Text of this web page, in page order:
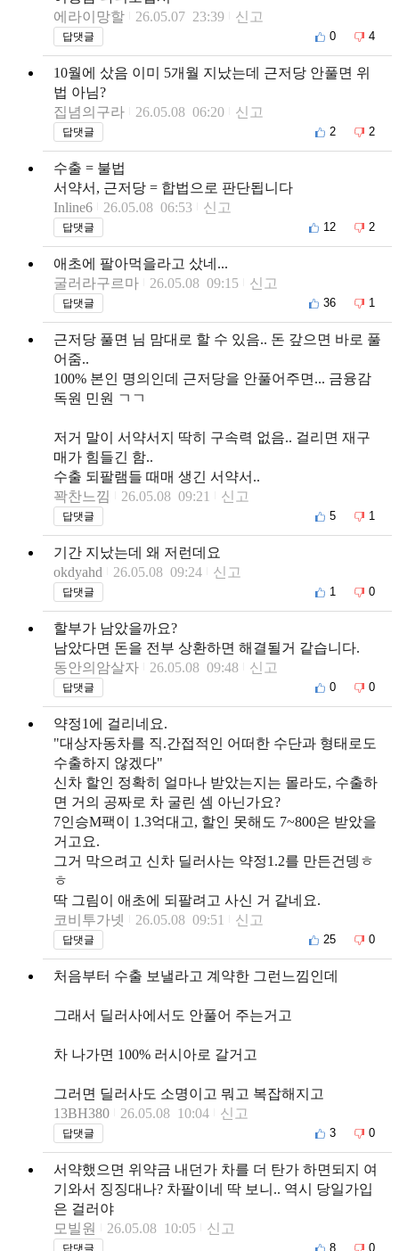
에라이망할
26.05.07 23:39 신고
답댓글 0 4
10월에 샀음 이미 5개월 지났는데 근저당 안풀면 위
법 아님?
집념의구라
26.05.08 06:20 신고
답댓글 2 2
수출 = 불법
서약서, 근저당 = 합법으로 판단됩니다
Inline6
26.05.08 06:53 신고
답댓글 12 2
애초에 팔아먹을라고 샀네...
굴러라구르마
26.05.08 09:15 신고
답댓글 36 1
근저당 풀면 님 맘대로 할 수 있음.. 돈 갚으면 바로 풀
어줌..
100% 본인 명의인데 근저당을 안풀어주면... 금융감
독원 민원 ㄱㄱ
저거 말이 서약서지 딱히 구속력 없음.. 걸리면 재구
매가 힘들긴 함..
수출 되팔램들 때매 생긴 서약서..
꽉찬느낌
26.05.08 09:21 신고
답댓글 5 1
기간 지났는데 왜 저런데요
okdyahd
26.05.08 09:24 신고
답댓글 1 0
할부가 남았을까요?
남았다면 돈을 전부 상환하면 해결될거 같습니다.
동안의암살자
26.05.08 09:48 신고
답댓글 0 0
약정1에 걸리네요.
"대상자동차를 직.간접적인 어떠한 수단과 형태로도
수출하지 않겠다"
신차 할인 정확히 얼마나 받았는지는 몰라도, 수출하
면 거의 공짜로 차 굴린 셈 아닌가요?
7인승M팩이 1.3억대고, 할인 못해도 7~800은 받았을
거고요.
그거 막으려고 신차 딜러사는 약정1.2를 만든건뎅ㅎ
ㅎ
딱 그림이 애초에 되팔려고 사신 거 같네요.
코비투가넷
26.05.08 09:51 신고
답댓글 25 0
처음부터 수출 보낼라고 계약한 그런느낌인데
그래서 딜러사에서도 안풀어 주는거고
차 나가면 100% 러시아로 갈거고
그러면 딜러사도 소명이고 뭐고 복잡해지고
13BH380
26.05.08 10:04 신고
답댓글 3 0
서약했으면 위약금 내던가 차를 더 탄가 하면되지 여
기와서 징징대나? 차팔이네 딱 보니.. 역시 당일가입
은 걸러야
모빌원
26.05.08 10:05 신고
답댓글 8 0